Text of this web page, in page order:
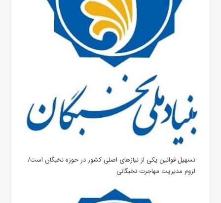
تسهیل قوانین یکی از نیازهای اصلی کشور در حوزه نخبگان است/
لزوم مدیریت مهاجرت نخبگانی